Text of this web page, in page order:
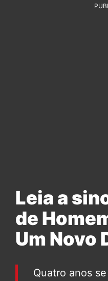
Leia a
de
Um Novo
Quatro anos